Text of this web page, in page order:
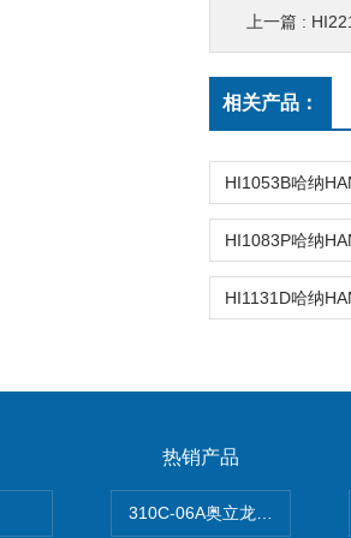
上一篇 :
相关产品：
热销产品
310C-06A奥立龙实验室台式